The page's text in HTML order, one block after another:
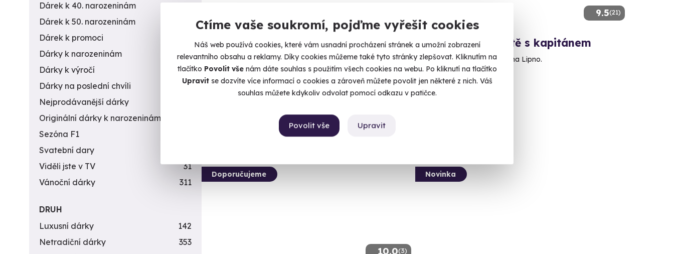
Ctíme vaše soukromí, pojďme vyřešit cookies
Náš web používá cookies, které vám usnadní procházení stránek a umožní zobrazení
relevantního obsahu a reklamy. Díky cookies můžeme také tyto stránky zlepšovat. Kliknutím na
tlačítko Povolit vše nám dáte souhlas s použitím všech cookies na webu. Po kliknutí na tlačítko
Upravitse dozvíte více informací o cookies a zároveň můžete povolit jen některé z nich. Váš
souhlas můžete kdykoliv odvolat pomocí odkazu v patičce.
Upravit
Povolit vše
Flyboarding
Jen vy, flyboard a 4 metry pod vámi. Letíte!
Lipno (Amenity Resort)
(+ 14 dalších lokalit)
9.5(21)
Projížďka na jachtě s kapitánem
Užijte si tak trochu jiný výlet na Lipno.
Lipno nad Vltavou
(Český Krumlov)
10.0(3)
Doporučujeme Novinka
Dárek k 40. narozeninám
453
Dárek k 50. narozeninám
Dárek k promoci
Dárky k narozeninám
551
Dárky k výročí
294
Dárky na poslední chvíli
450
Nejprodávanější dárky
Originální dárky k narozeninám
Sezóna F1
Svatební dary
Viděli jste v TV
31
Vánoční dárky
311
DRUH
Luxusní dárky
142
Netradiční dárky
353